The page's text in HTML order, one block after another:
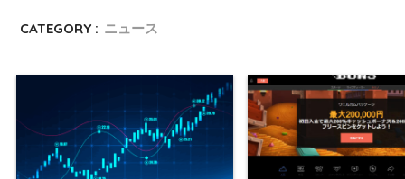
CATEGORY : ニュース